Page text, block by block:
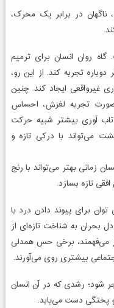
در برابر یک محرک،
روان انسان برای ترمیم
تجربه کند. از این رو،
غیرواقعی ایجاد کند. چنین
صورت تجربه لغزش، احساس
آوری بیشتر شبیه حرکت
می‌تواند با درکی تازه و
زمانی بهتر می‌تواند با رنج
افقی تازه بسازد.
برای پیوند دادن درد با
بحران به شناخت تازه‌ای از
می‌فهمند، برخی حس همدلی
بیشتری روی می‌آورند.
شود؛ رشدی که در آن انسان
و پختگی دست می‌یابد.